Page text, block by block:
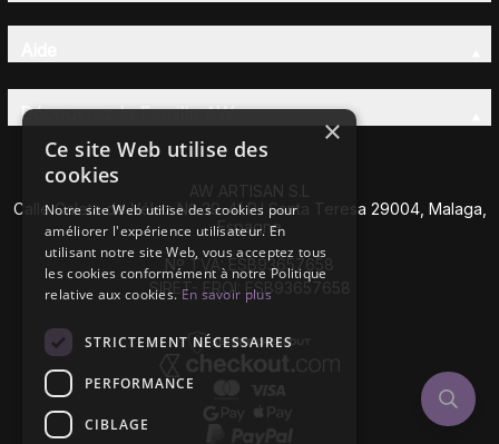
Découvrez la Famille AW
AW ARTISAN S.L
Calle Caleta de Vélez Nº 39-41 P.I Santa Teresa 29004, Malaga,
Espagne
Nº TVA: ESB93657658
SIRET- EROI: ESB93657658
×
Ce site Web utilise des
cookies
Notre site Web utilise des cookies pour
améliorer l'expérience utilisateur. En
utilisant notre site Web, vous acceptez tous
les cookies conformément à notre Politique
relative aux cookies.En savoir plus
STRICTEMENT NÉCESSAIRES
PERFORMANCE
CIBLAGE